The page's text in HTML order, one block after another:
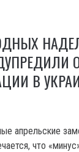
В
апрельские
что